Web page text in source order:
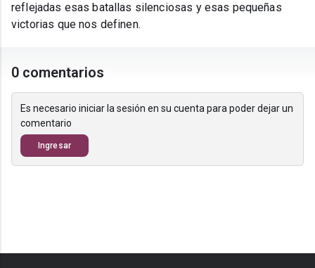
reflejadas esas batallas silenciosas y esas pequeñas
victorias que nos definen.
0 comentarios
Es necesario iniciar la sesión en su cuenta para poder dejar un
comentario
Ingresar